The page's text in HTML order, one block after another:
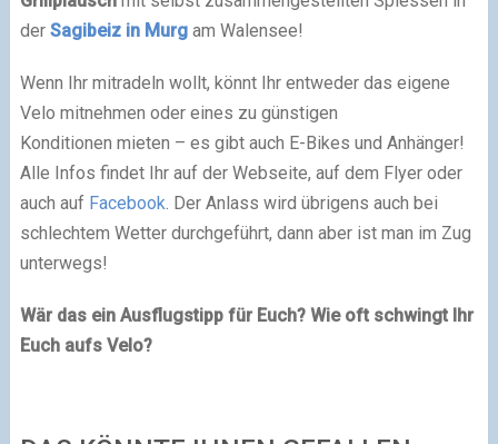
der Sagibeiz in Murgam Walensee!
Wenn Ihr mitradeln wollt, könnt Ihr entweder das eigene
Velo mitnehmen oder eines zu günstigen
Konditionen mieten – es gibt auch E-Bikes und Anhänger!
Alle Infos findet Ihr auf der Webseite, auf dem Flyer oder
auch auf Facebook. Der Anlass wird übrigens auch bei
schlechtem Wetter durchgeführt, dann aber ist man im Zug
unterwegs!
Wär das ein Ausflugstipp für Euch? Wie oft schwingt Ihr
Euch aufs Velo?